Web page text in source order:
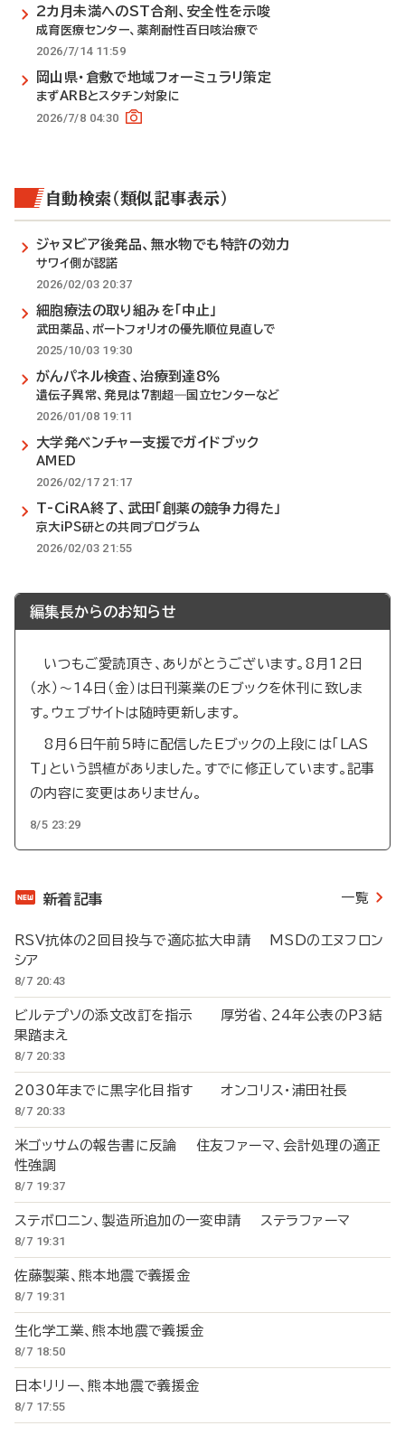
2カ月未満へのST合剤、安全性を示唆
成育医療センター、薬剤耐性百日咳治療で
2026/7/14 11:59
岡山県・倉敷で地域フォーミュラリ策定
まずARBとスタチン対象に
2026/7/8 04:30
自動検索（類似記事表示）
ジャヌビア後発品、無水物でも特許の効力
サワイ側が認諾
2026/02/03 20:37
細胞療法の取り組みを「中止」
武田薬品、ポートフォリオの優先順位見直しで
2025/10/03 19:30
がんパネル検査、治療到達8％
遺伝子異常、発見は7割超―国立センターなど
2026/01/08 19:11
大学発ベンチャー支援でガイドブック
AMED
2026/02/17 21:17
T-CiRA終了、武田「創薬の競争力得た」
京大iPS研との共同プログラム
2026/02/03 21:55
編集長からのお知らせ
いつもご愛読頂き、ありがとうございます。8月12日
（水）～14日（金）は日刊薬業のEブックを休刊に致しま
す。ウェブサイトは随時更新します。
8月6日午前5時に配信したEブックの上段には「LAS
T」という誤植がありました。すでに修正しています。記事
の内容に変更はありません。
8/5 23:29
新着記事 一覧
RSV抗体の2回目投与で適応拡大申請 MSDのエヌフロン
シア
8/7 20:43
ビルテプソの添文改訂を指示 厚労省、24年公表のP3結
果踏まえ
8/7 20:33
2030年までに黒字化目指す オンコリス・浦田社長
8/7 20:33
米ゴッサムの報告書に反論 住友ファーマ、会計処理の適正
性強調
8/7 19:37
ステボロニン、製造所追加の一変申請 ステラファーマ
8/7 19:31
佐藤製薬、熊本地震で義援金
8/7 19:31
生化学工業、熊本地震で義援金
8/7 18:50
日本リリー、熊本地震で義援金
8/7 17:55